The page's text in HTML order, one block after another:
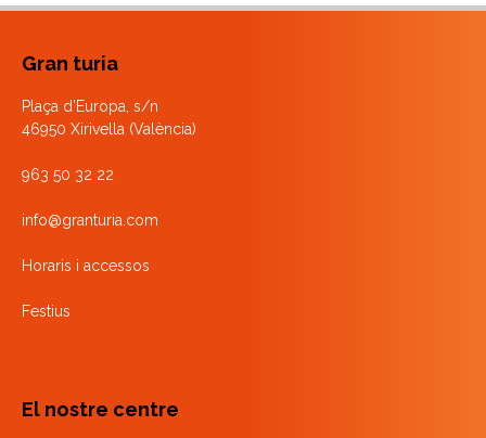
Gran turia
Plaça d’Europa, s/n
46950 Xirivella (València)
963 50 32 22
info@granturia.com
Horaris i accessos
Festius
El nostre centre